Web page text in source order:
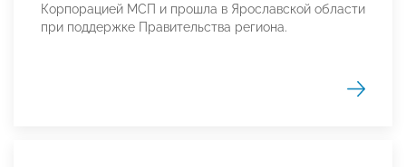
Корпорацией МСП и прошла в Ярославской области
при поддержке Правительства региона.